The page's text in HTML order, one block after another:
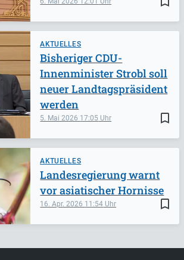
AKTUELLES
bookmark_border
5. Mai 2026 17:05
Bisheriger CDU-
Innenminister Strobl soll
neuer Landtagspräsident
werden
AKTUELLES
bookmark_border
16. Apr. 2026 11:54
Landesregierung warnt
vor asiatischer Hornisse